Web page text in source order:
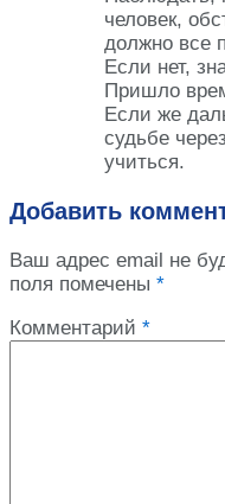
человек,
должно все
Если нет,
Пришло
Если же
судьбе
учиться.
Добавить
Ваш адрес email не
поля помечены *
Комментарий *